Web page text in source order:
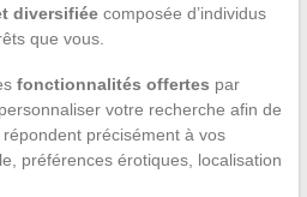
diversifiéecomposée d’individus
que vous.
fonctionnalités offertes par
votre recherche afin de
précisément à vos
préférences érotiques, localisation